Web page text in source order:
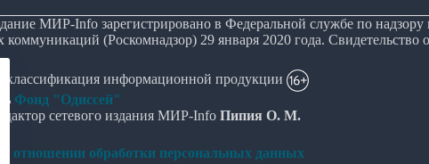
МИР-Info зарегистрировано в Федеральной службе по
коммуникаций (Роскомнадзор) 29 января 2020 года. Свидетельство
классификация информационной продукции
Фонд "Одиссей"
сетевого издания МИР-Info Пипия О. М.
в отношении обработки персональных данных